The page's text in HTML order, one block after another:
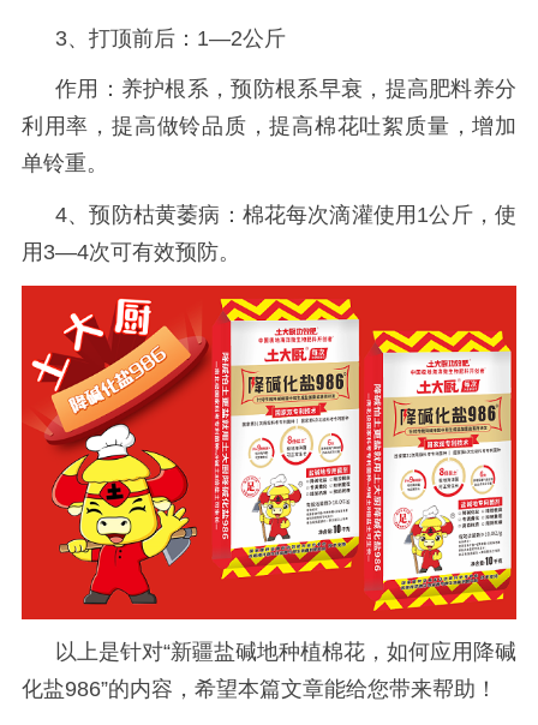
3、打顶前后：1—2公斤
作用：养护根系，预防根系早衰，提高肥料养分
利用率，提高做铃品质，提高棉花吐絮质量，增加
单铃重。
4、预防枯黄萎病：棉花每次滴灌使用1公斤，使
用3—4次可有效预防。
以上是针对“新疆盐碱地种植棉花，如何应用降碱
化盐986”的内容，希望本篇文章能给您带来帮助！